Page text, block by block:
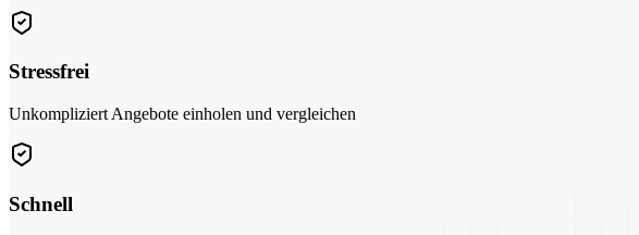
Stressfrei
Unkompliziert Angebote einholen und vergleichen
Schnell